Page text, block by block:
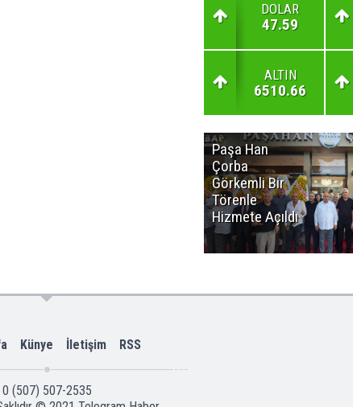
DOLAR
47.59
ALTIN
6510.66
Paşa Han
Çorba
Görkemli Bir
Törenle
Hizmete Açıldı
Künye İletişim RSS
0 (507) 507-2535